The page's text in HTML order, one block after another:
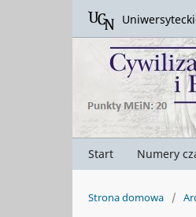
Start Numery
Strona domowa /